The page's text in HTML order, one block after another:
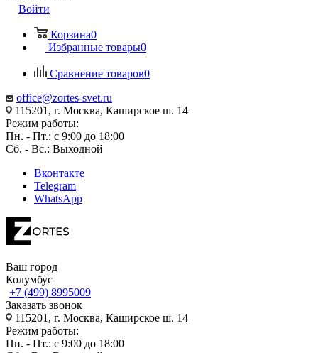
Войти
Корзина0
Избранные товары0
Сравнение товаров0
office@zortes-svet.ru
115201, г. Москва, Каширское ш. 14
Режим работы:
Пн. - Пт.: с 9:00 до 18:00
Сб. - Вс.: Выходной
Вконтакте
Telegram
WhatsApp
Ваш город
Колумбус
+7 (499) 8995009
Заказать звонок
115201, г. Москва, Каширское ш. 14
Режим работы:
Пн. - Пт.: с 9:00 до 18:00